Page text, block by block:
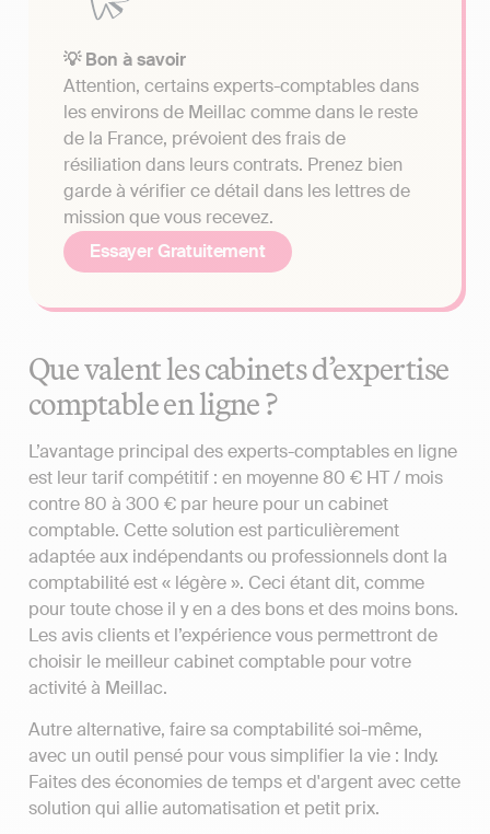
💡 Bon à savoir
Attention, certains experts-comptables dans
les environs de Meillac comme dans le reste
de la France, prévoient des frais de
résiliation dans leurs contrats. Prenez bien
garde à vérifier ce détail dans les lettres de
mission que vous recevez.
Essayer Gratuitement
Que valent les cabinets d’expertise
comptable en ligne ?
L’avantage principal des experts-comptables en ligne
est leur tarif compétitif : en moyenne 80 € HT / mois
contre 80 à 300 € par heure pour un cabinet
comptable. Cette solution est particulièrement
adaptée aux indépendants ou professionnels dont la
comptabilité est « légère ». Ceci étant dit, comme
pour toute chose il y en a des bons et des moins bons.
Les avis clients et l’expérience vous permettront de
choisir le meilleur cabinet comptable pour votre
activité à Meillac.
Autre alternative, faire sa comptabilité soi-même,
avec un outil pensé pour vous simplifier la vie : Indy.
Faites des économies de temps et d'argent avec cette
solution qui allie automatisation et petit prix.